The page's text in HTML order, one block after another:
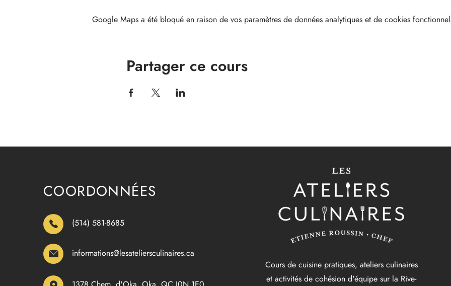
Google Maps a été bloqué en raison de vos paramètres de données analytiques et de cookies
Partager ce cours
COORDONNÉES
(514) 581-8685
informations@lesateliersculinaires.ca
Cours de cuisine pratiques, ateliers culinaires
et activités de cohésion d'équipe sur la Rive-